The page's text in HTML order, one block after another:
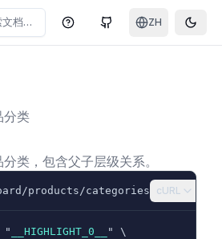
文档… 帮助中心GitHub ZH
分类
类，包含父子层级关系。
products/categories cURL
" __HIGHLIGHT_0__ " \